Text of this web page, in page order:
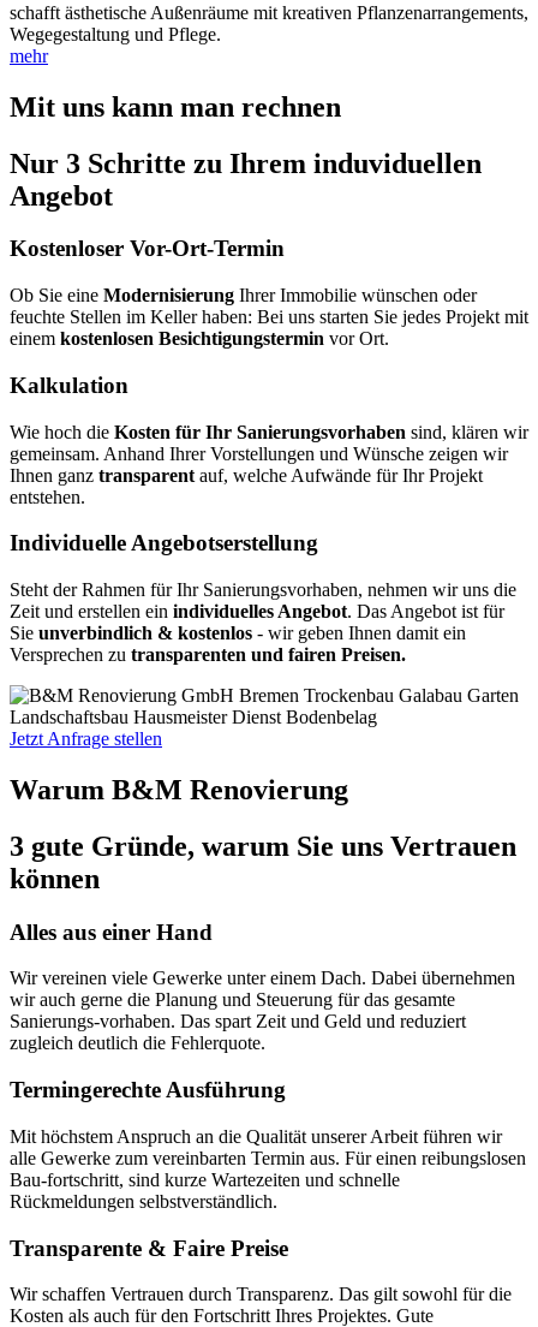
schafft ästhetische Außenräume mit kreativen Pflanzenarrangements,
Wegegestaltung und Pflege.
mehr
Mit uns kann man rechnen
Nur 3 Schritte zu Ihrem induviduellen
Angebot
Kostenloser Vor-Ort-Termin
Ob Sie eine Modernisierung Ihrer Immobilie wünschen oder
feuchte Stellen im Keller haben: Bei uns starten Sie jedes Projekt mit
einem kostenlosen Besichtigungstermin vor Ort.
Kalkulation
Wie hoch die Kosten für Ihr Sanierungsvorhaben sind, klären wir
gemeinsam. Anhand Ihrer Vorstellungen und Wünsche zeigen wir
Ihnen ganz transparent auf, welche Aufwände für Ihr Projekt
entstehen.
Individuelle Angebotserstellung
Steht der Rahmen für Ihr Sanierungsvorhaben, nehmen wir uns die
Zeit und erstellen ein individuelles Angebot. Das Angebot ist für
Sie unverbindlich & kostenlos - wir geben Ihnen damit ein
Versprechen zu transparenten und fairen Preisen.
Jetzt Anfrage stellen
Warum B&M Renovierung
3 gute Gründe, warum Sie uns Vertrauen
können
Alles aus einer Hand
Wir vereinen viele Gewerke unter einem Dach. Dabei übernehmen
wir auch gerne die Planung und Steuerung für das gesamte
Sanierungs-vorhaben. Das spart Zeit und Geld und reduziert
zugleich deutlich die Fehlerquote.
Termingerechte Ausführung
Mit höchstem Anspruch an die Qualität unserer Arbeit führen wir
alle Gewerke zum vereinbarten Termin aus. Für einen reibungslosen
Bau-fortschritt, sind kurze Wartezeiten und schnelle
Rückmeldungen selbstverständlich.
Transparente & Faire Preise
Wir schaffen Vertrauen durch Transparenz. Das gilt sowohl für die
Kosten als auch für den Fortschritt Ihres Projektes. Gute